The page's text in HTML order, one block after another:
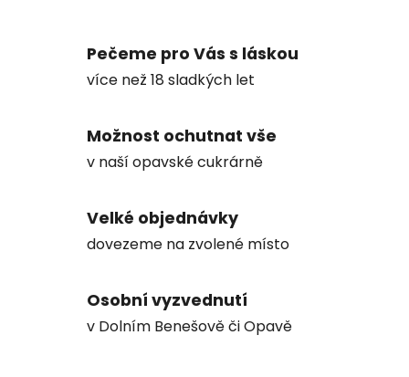
Pečeme pro Vás s láskou
více než 18 sladkých let
Možnost ochutnat vše
v naší opavské cukrárně
Velké objednávky
dovezeme na zvolené místo
Osobní vyzvednutí
v Dolním Benešově či Opavě